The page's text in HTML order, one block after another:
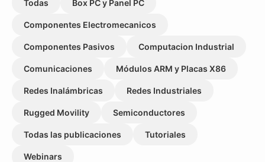
Todas Box PC y Panel PC
Componentes Electromecanicos
Componentes Pasivos Computacion Industrial
Comunicaciones Módulos ARM y Placas X86
Redes Inalámbricas Redes Industriales
Rugged Movility Semiconductores
Todas las publicaciones Tutoriales
Webinars